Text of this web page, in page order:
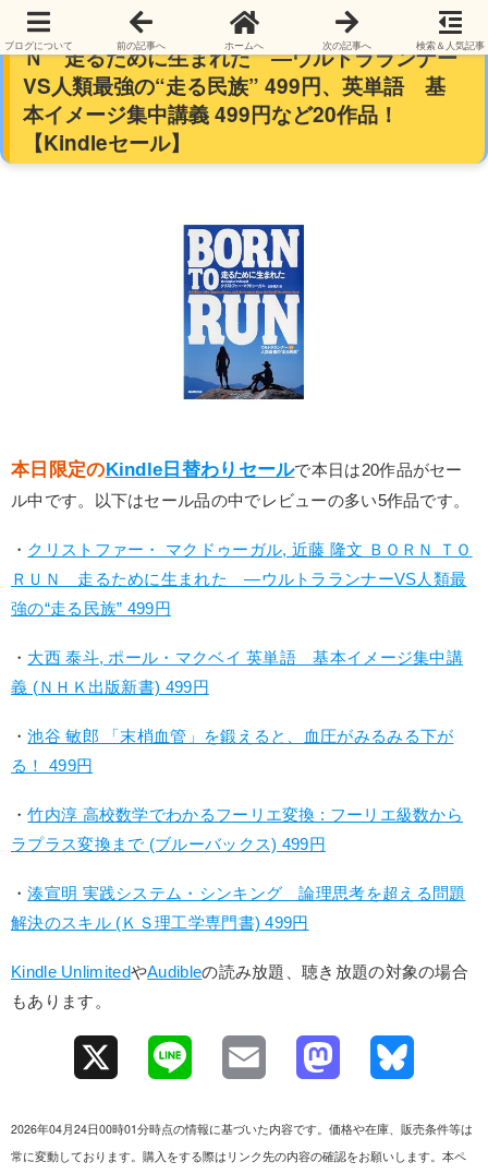
【本日限定】【399円～】ＢＯＲＮ ＴＯ ＲＵ
Ｎ 走るために生まれた ―ウルトラランナー
VS人類最強の“走る民族” 499円、英単語 基
本イメージ集中講義 499円など20作品！
【Kindleセール】
本日限定のKindle日替わりセールで本日は20作品がセー
ル中です。以下はセール品の中でレビューの多い5作品です。
・ クリストファー・ マクドゥーガル, 近藤 隆文 ＢＯＲＮ ＴＯ
ＲＵＮ 走るために生まれた ―ウルトラランナーVS人類最
強の“走る民族” 499円
・ 大西 泰斗, ポール・マクベイ 英単語 基本イメージ集中講
義 (ＮＨＫ出版新書) 499円
・池谷 敏郎 「末梢血管」を鍛えると、血圧がみるみる下が
る！ 499円
・竹内淳 高校数学でわかるフーリエ変換 : フーリエ級数から
ラプラス変換まで (ブルーバックス) 499円
・湊宣明 実践システム・シンキング 論理思考を超える問題
解決のスキル (ＫＳ理工学専門書) 499円
Kindle UnlimitedやAudibleの読み放題、聴き放題の対象の場合
もあります。
2026年04月24日00時01分時点の情報に基づいた内容です。価格や在庫、販売条件等は
常に変動しております。購入をする際はリンク先の内容の確認をお願いします。本ペ
ブログについて 前の記事へ ホームへ 次の記事へ 検索＆人気記事